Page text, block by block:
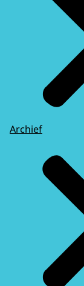
Archief